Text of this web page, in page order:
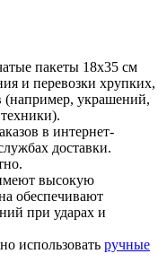
пакеты 18x35 см
и перевозки хрупких,
украшений,
в интернет-
доставки.
высокую
обеспечивают
при ударах и
использовать ручные